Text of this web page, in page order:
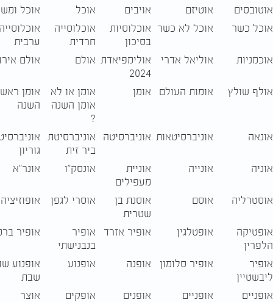
אוטובסים
אוטיזם אויבים אוכל
אוכל
אוכל כשר
אוכל לא כשר אוכלוסיות
בסיכון
אוכלוסייה
חרדית
ערבית
אוכמניות
אוליאל אדרי
אולימפיאדת
2024
אולם אולם
אולף שולץ אומות העולם אומן
אומן או לא
אומן השנה
?
אומן ראש
השנה
אונאה אוניברסיטאות אוניברסיטה
אוניברסיטת
ביר זית
גוריון
אוניה
אונייה
אוניית
מעפילים
אונסק"ו אונר"א
אוסטרליה אוסם
אוסנת בן
שטרית
אוסרי לגפן אופוזיציה
אופטיקה
הלפרין
אופטלגין אופיר אזרד
אופיר
בנבנישתי
אופיר
אופיר
ליבשטיין
אופיר סלומון אופנה אופנוע
אופנוע
שבת
אופניים
אופניים אופנים אופקים אוצר